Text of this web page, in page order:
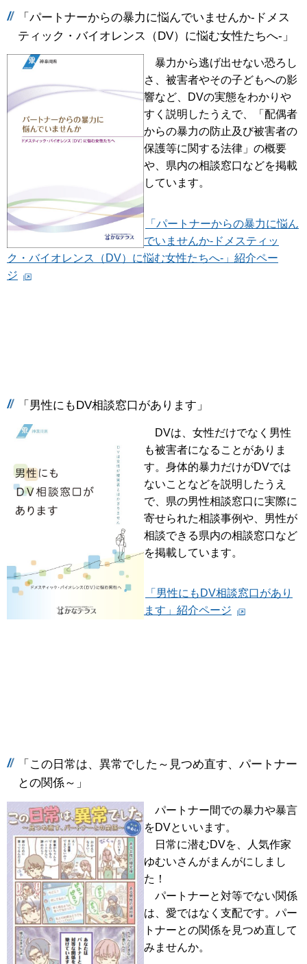
「パートナーからの暴力に悩んでいませんか-ドメス
ティック・バイオレンス（DV）に悩む女性たちへ-」
暴力から逃げ出せない恐ろし
さ、被害者やその子どもへの影
響など、DVの実態をわかりや
すく説明したうえで、「配偶者
からの暴力の防止及び被害者の
保護等に関する法律」の概要
や、県内の相談窓口などを掲載
しています。
「パートナーからの暴力に悩ん
でいませんか-ドメスティッ
ク・バイオレンス（DV）に悩む女性たちへ-」紹介ペー
ジ
「男性にもDV相談窓口があります」
DVは、女性だけでなく男性
も被害者になることがありま
す。身体的暴力だけがDVでは
ないことなどを説明したうえ
で、県の男性相談窓口に実際に
寄せられた相談事例や、男性が
相談できる県内の相談窓口など
を掲載しています。
「男性にもDV相談窓口があり
ます」紹介ページ
「この日常は、異常でした～見つめ直す、パートナー
との関係～」
パートナー間での暴力や暴言
をDVといいます。
日常に潜むDVを、人気作家
ゆむいさんがまんがにしまし
た！
パートナーと対等でない関係
は、愛ではなく支配です。パー
トナーとの関係を見つめ直して
みませんか。